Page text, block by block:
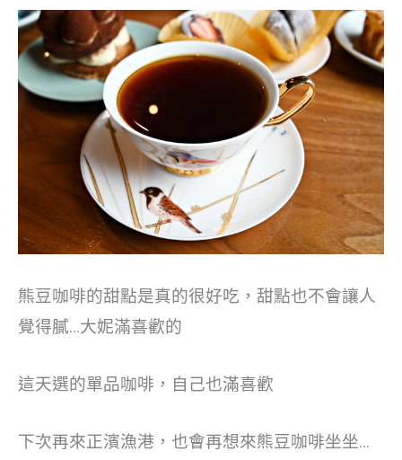
熊豆咖啡的甜點是真的很好吃，甜點也不會讓人
覺得膩…大妮滿喜歡的
這天選的單品咖啡，自己也滿喜歡
下次再來正濱漁港，也會再想來熊豆咖啡坐坐…